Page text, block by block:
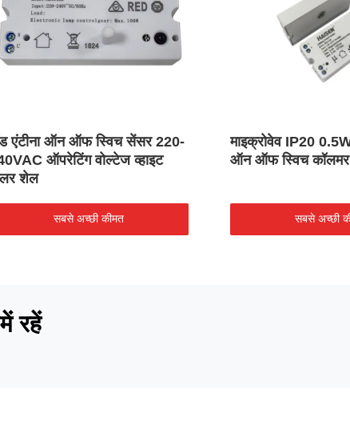
एंटीना ऑन ऑफ स्विच सेंसर 220-
ऑपरेटिंग वोल्टेज व्हाइट
शेल
सबसे अच्छी कीमत
माइक्रोवेव IP20
ऑन ऑफ स्विच कॉलमर
सबसे अच्छी
रहें